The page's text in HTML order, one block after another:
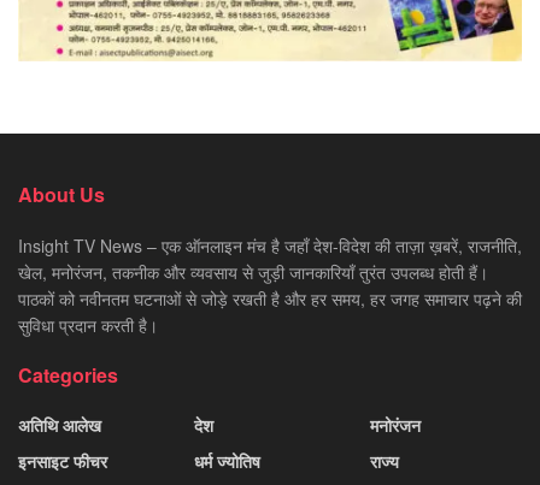
About Us
Insight TV News – एक ऑनलाइन मंच है जहाँ देश-विदेश की ताज़ा ख़बरें, राजनीति,
खेल, मनोरंजन, तकनीक और व्यवसाय से जुड़ी जानकारियाँ तुरंत उपलब्ध होती हैं।
पाठकों को नवीनतम घटनाओं से जोड़े रखती है और हर समय, हर जगह समाचार पढ़ने की
सुविधा प्रदान करती है।
Categories
अतिथि आलेख
इनसाइट फीचर
देश
धर्म ज्योतिष
मनोरंजन
राज्य